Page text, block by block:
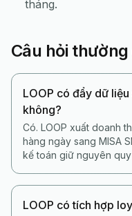
tháng.
Câu hỏi thường
LOOP có đẩy dữ
không?
Có. LOOP xuất doanh
hàng ngày sang MISA
kế toán giữ nguyên quy
LOOP có tích hợp